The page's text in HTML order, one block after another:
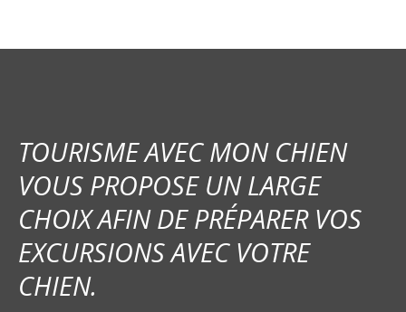
TOURISME AVEC MON CHIEN
VOUS PROPOSE UN LARGE
CHOIX AFIN DE PRÉPARER VOS
EXCURSIONS AVEC VOTRE
CHIEN.